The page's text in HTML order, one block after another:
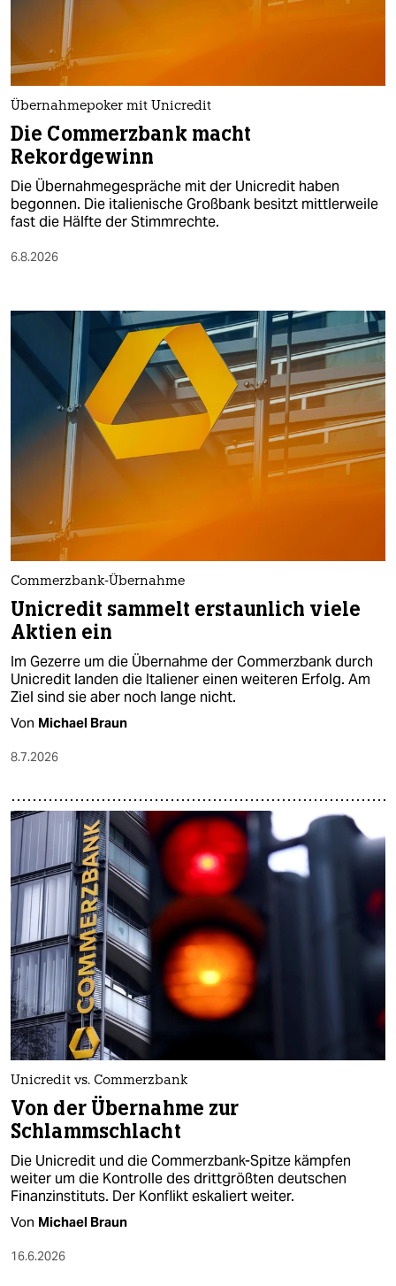
nord
wahrheit
verlag
verlag
veranstaltungen
shop
fragen & hilfe
abo
genossenschaft
epaper login
Übernahmepoker mit Unicredit
Die Commerzbank macht
Rekordgewinn
Die Übernahmegespräche mit der Unicredit haben
begonnen. Die italienische Großbank besitzt mittlerweile
fast die Hälfte der Stimmrechte.
6.8.2026
Commerzbank-Übernahme
Unicredit sammelt erstaunlich viele
Aktien ein
Im Gezerre um die Übernahme der Commerzbank durch
Unicredit landen die Italiener einen weiteren Erfolg. Am
Ziel sind sie aber noch lange nicht.
Von Michael Braun
8.7.2026
Unicredit vs. Commerzbank
Von der Übernahme zur
Schlammschlacht
Die Unicredit und die Commerzbank-Spitze kämpfen
weiter um die Kontrolle des drittgrößten deutschen
Finanzinstituts. Der Konflikt eskaliert weiter.
Von Michael Braun
16.6.2026